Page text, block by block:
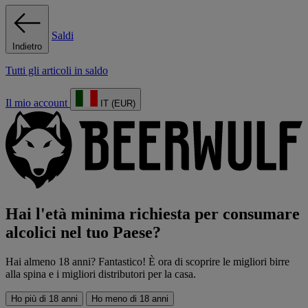
Indietro
Saldi
Tutti gli articoli in saldo
Il mio account IT (EUR)
Hai l'età minima richiesta per consumare
alcolici nel tuo Paese?
Hai almeno 18 anni? Fantastico! È ora di scoprire le migliori birre
alla spina e i migliori distributori per la casa.
Ho più di 18 anni Ho meno di 18 anni